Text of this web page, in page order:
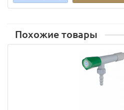
Похожие товары